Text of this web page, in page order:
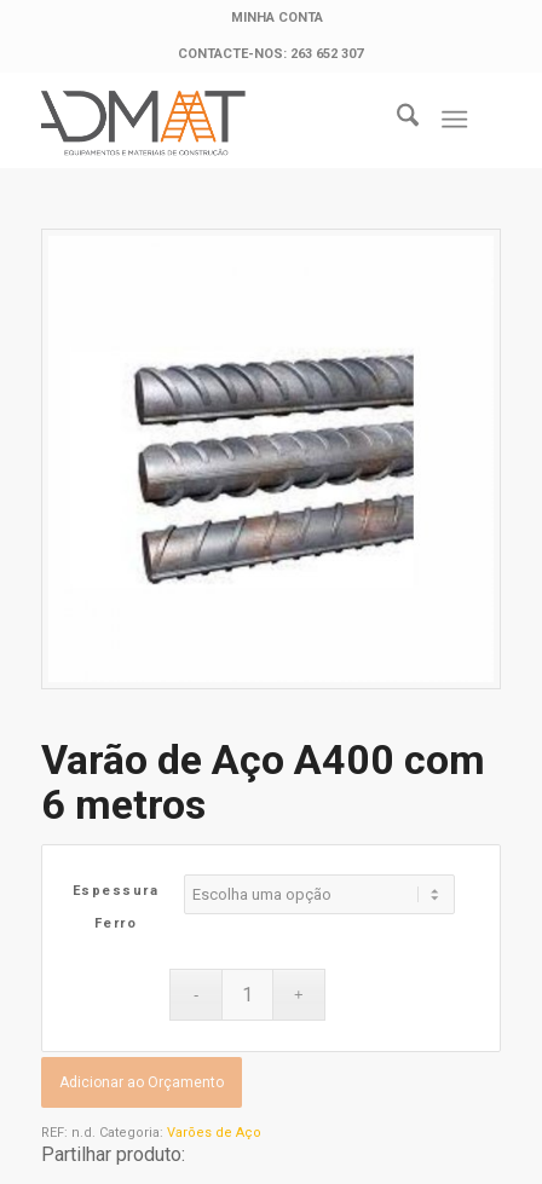
MINHA CONTA
CONTACTE-NOS: 263 652 307
Varão de Aço A400 com
6 metros
Espessura
Ferro
Adicionar ao Orçamento
REF: n.d. Categoria: Varões de Aço
Partilhar produto: